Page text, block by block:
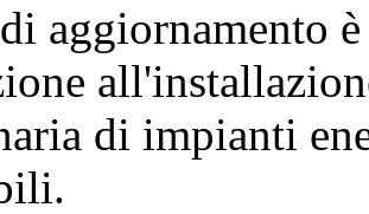
aggiornamento
di impianti